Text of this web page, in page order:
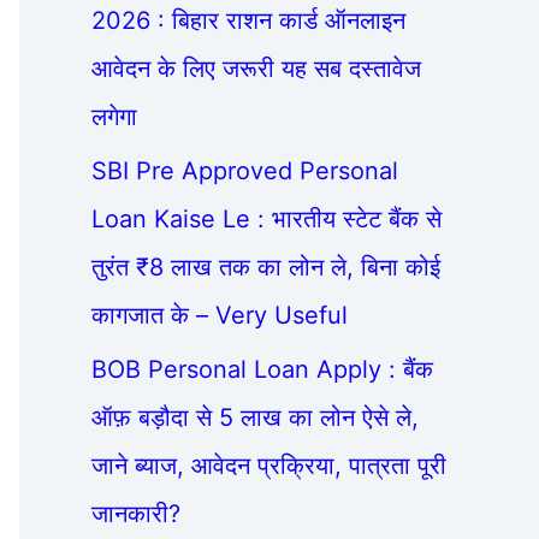
2026 : बिहार राशन कार्ड ऑनलाइन
आवेदन के लिए जरूरी यह सब दस्तावेज
लगेगा
SBI Pre Approved Personal
Loan Kaise Le : भारतीय स्टेट बैंक से
तुरंत ₹8 लाख तक का लोन ले, बिना कोई
कागजात के – Very Useful
BOB Personal Loan Apply : बैंक
ऑफ़ बड़ौदा से 5 लाख का लोन ऐसे ले,
जाने ब्याज, आवेदन प्रक्रिया, पात्रता पूरी
जानकारी?